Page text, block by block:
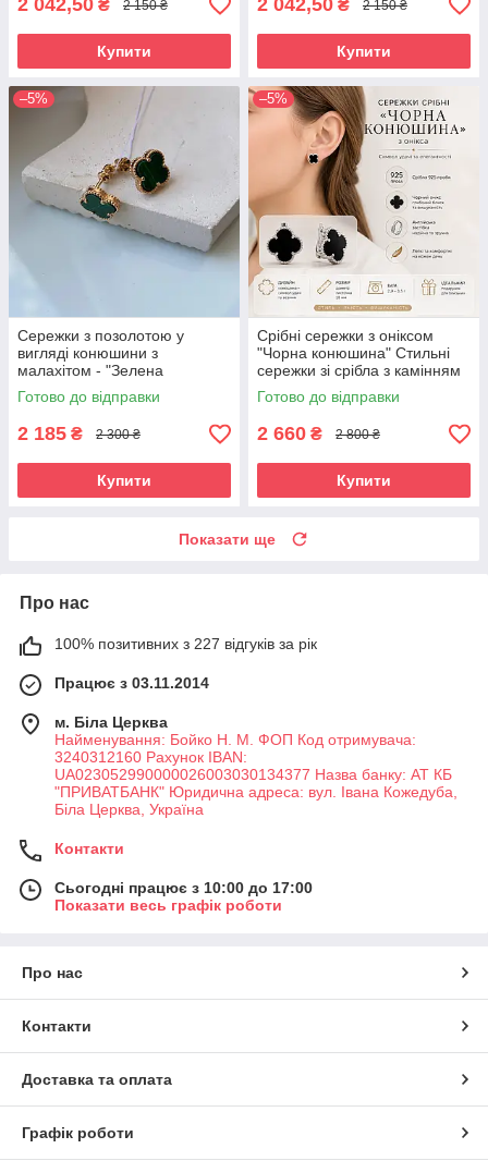
2 042,50 ₴ 2 150 ₴
Купити
2 042,50 ₴ 2 150 ₴
Купити
–5%
Сережки з позолотою у
вигляді конюшини з
малахітом - "Зелена
конюшина" (1 см)
Готово до відправки
2 185 ₴ 2 300 ₴
Купити
–5%
Срібні сережки з оніксом
"Чорна конюшина" Стильні
сережки зі срібла з камінням
Готово до відправки
2 660 ₴ 2 800 ₴
Купити
Показати ще
Про нас
100% позитивних з 227 відгуків за рік
Працює з 03.11.2014
м. Біла Церква
Найменування: Бойко Н. М. ФОП Код отримувача:
3240312160 Рахунок IBAN:
UA023052990000026003030134377 Назва банку: АТ КБ
"ПРИВАТБАНК" Юридична адреса: вул. Івана Кожедуба,
Біла Церква, Україна
Контакти
Сьогодні працює з 10:00 до 17:00
Показати весь графік роботи
Про нас
Контакти
Доставка та оплата
Графік роботи